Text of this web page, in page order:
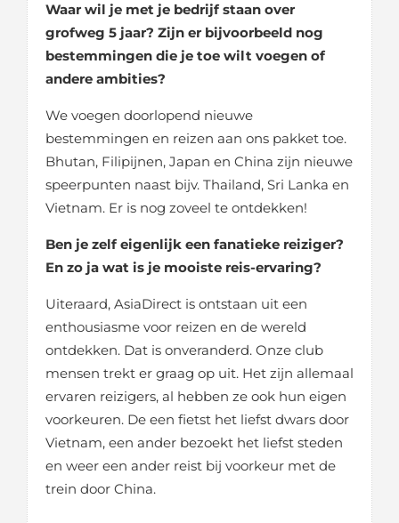
Waar wil je met je bedrijf staan over
grofweg 5 jaar? Zijn er bijvoorbeeld nog
bestemmingen die je toe wilt voegen of
andere ambities?
We voegen doorlopend nieuwe
bestemmingen en reizen aan ons pakket toe.
Bhutan, Filipijnen, Japan en China zijn nieuwe
speerpunten naast bijv. Thailand, Sri Lanka en
Vietnam. Er is nog zoveel te ontdekken!
Ben je zelf eigenlijk een fanatieke reiziger?
En zo ja wat is je mooiste reis-ervaring?
Uiteraard, AsiaDirect is ontstaan uit een
enthousiasme voor reizen en de wereld
ontdekken. Dat is onveranderd. Onze club
mensen trekt er graag op uit. Het zijn allemaal
ervaren reizigers, al hebben ze ook hun eigen
voorkeuren. De een fietst het liefst dwars door
Vietnam, een ander bezoekt het liefst steden
en weer een ander reist bij voorkeur met de
trein door China.